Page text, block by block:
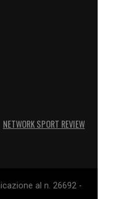
NETWORK SPORT REVIEW
al n. 26692 -